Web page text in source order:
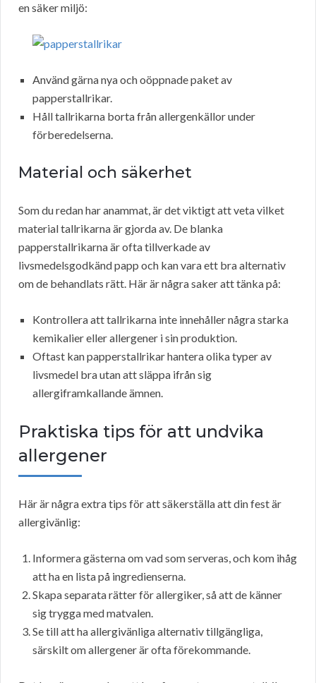
en säker miljö:
Använd gärna nya och oöppnade paket av
papperstallrikar.
Håll tallrikarna borta från allergenkällor under
förberedelserna.
Material och säkerhet
Som du redan har anammat, är det viktigt att veta vilket
material tallrikarna är gjorda av. De blanka
papperstallrikarna är ofta tillverkade av
livsmedelsgodkänd papp och kan vara ett bra alternativ
om de behandlats rätt. Här är några saker att tänka på:
Kontrollera att tallrikarna inte innehåller några starka
kemikalier eller allergener i sin produktion.
Oftast kan papperstallrikar hantera olika typer av
livsmedel bra utan att släppa ifrån sig
allergiframkallande ämnen.
Praktiska tips för att undvika
allergener
Här är några extra tips för att säkerställa att din fest är
allergivänlig:
Informera gästerna om vad som serveras, och kom ihåg
att ha en lista på ingredienserna.
Skapa separata rätter för allergiker, så att de känner
sig trygga med matvalen.
Se till att ha allergivänliga alternativ tillgängliga,
särskilt om allergener är ofta förekommande.